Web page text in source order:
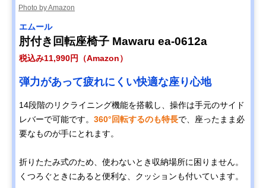
Photo by Amazon
エムール
肘付き回転座椅子 Mawaru ea-0612a
税込み11,990円（Amazon）
弾力があって疲れにくい快適な座り心地
14段階のリクライニング機能を搭載し、操作は手元のサイド
レバーで可能です。 360°回転するのも特長で、座ったまま必
要なものが手にとれます。
折りたたみ式のため、使わないとき収納場所に困りません。
くつろぐときにあると便利な、クッションも付いています。